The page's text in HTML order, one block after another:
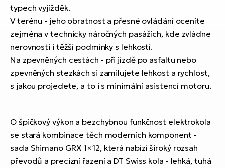
typech vyjížděk.
V terénu - jeho obratnost a přesné ovládání oceníte
zejména v technicky náročných pasážích, kde zvládne
nerovnosti i těžší podmínky s lehkostí.
Na zpevněných cestách - při jízdě po asfaltu nebo
zpevněných stezkách si zamilujete lehkost a rychlost,
s jakou projedete, a to i s minimální asistencí motoru.
O špičkový výkon a bezchybnou funkčnost elektrokola
se stará kombinace těch moderních komponent -
sada Shimano GRX 1×12, která nabízí široký rozsah
převodů a precizní řazení a DT Swiss kola - lehká, tuhá